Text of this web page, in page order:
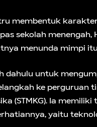
membentuk
sekolah menengah,
menunda mimpi
dahulu untuk
ke perguruan
(STMKG). Ia
yaitu